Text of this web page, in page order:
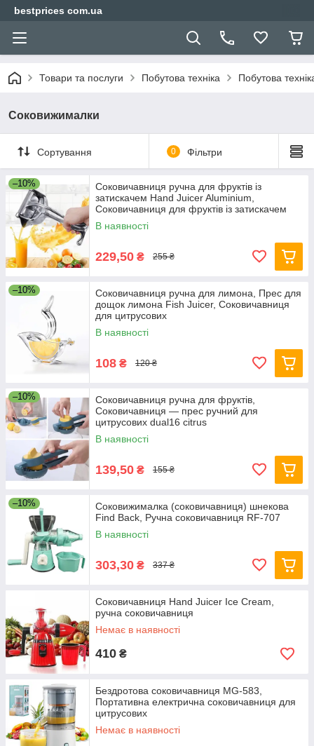
bestprices com.ua
Товари та послуги Побутова техніка Побутова
Соковижималки
Сортування 0 Фільтри
–10%
Соковичавниця ручна для фруктів із
затискачем Hand Juicer Aluminium,
Coковичавниця для фруктів із затискачем
В наявності
229,50 ₴ 255 ₴
–10%
Соковичавниця ручна для лимона, Прес для
дощок лимона Fish Juicer, Соковичавниця
для цитрусових
В наявності
108 ₴ 120 ₴
–10%
Соковичавниця ручна для фруктів,
Соковичавниця — прес ручний для
цитрусових dual16 citrus
В наявності
139,50 ₴ 155 ₴
–10%
Соковижималка (соковичавниця) шнекова
Find Back, Ручна соковичавниця RF-707
В наявності
303,30 ₴ 337 ₴
Соковичавниця Hand Juicer Ice Cream,
ручна соковичавниця
Немає в наявності
410 ₴
Бездротова соковичавниця MG-583,
Портативна електрична соковичавниця для
цитрусових
Немає в наявності